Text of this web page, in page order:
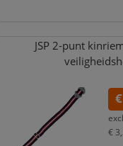
JSP 2-punt
€